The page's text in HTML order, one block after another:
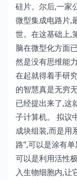
硅片。尔后,一家
微型集成电路片,
世。在这基础上,
脑在微型化方面
然是没有思维能
在起就得着手研
的智慧真是无穷
已经提出来了,这
子计算机。 拟议
成块组装,而是用
路”,可以是涂有
可以是利用活性
入生物细胞内,让